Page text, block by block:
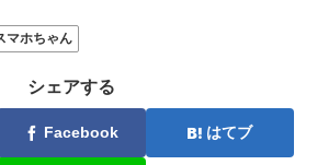
マホちゃん
シェアする
Facebook はてブ